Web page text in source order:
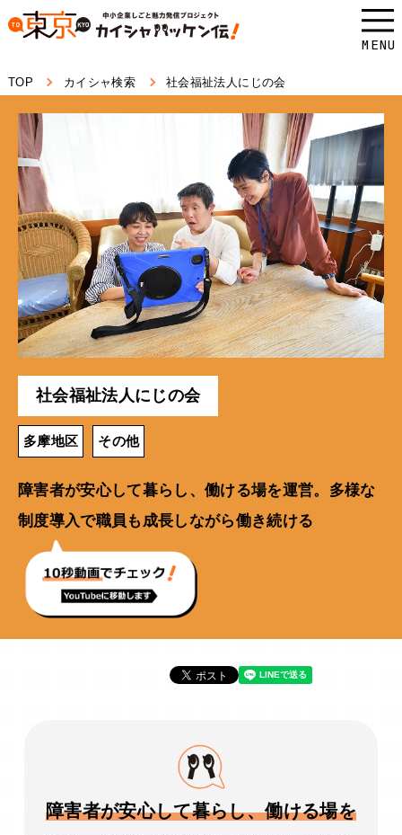
本
ス
す。
MENU
TOP カイシャ検索 社会福祉法人にじの会
社会福祉法人にじの会
多摩地区 その他
障害者が安心して暮らし、働ける場を運営。多様な
制度導入で職員も成長しながら働き続ける
障害者が安心して暮らし、働ける場を